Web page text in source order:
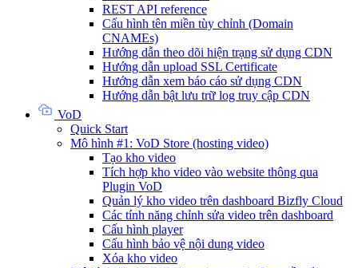
REST API reference
Cấu hình tên miền tùy chỉnh (Domain
CNAMEs)
Hướng dẫn theo dõi hiện trạng sử dụng CDN
Hướng dẫn upload SSL Certificate
Hướng dẫn xem báo cáo sử dụng CDN
Hướng dẫn bật lưu trữ log truy cập CDN
VoD
Quick Start
Mô hình #1: VoD Store (hosting video)
Tạo kho video
Tích hợp kho video vào website thông qua
Plugin VoD
Quản lý kho video trên dashboard Bizfly Cloud
Các tính năng chỉnh sửa video trên dashboard
Cấu hình player
Cấu hình bảo vệ nội dung video
Xóa kho video